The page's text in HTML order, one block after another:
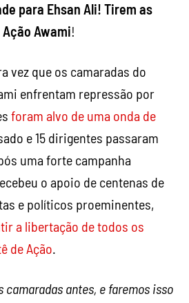
para Ehsan Ali! Tirem as
Awami!
vez que os camaradas do
enfrentam repressão por
foram alvo de uma onda de
e 15 dirigentes passaram
uma forte campanha
o apoio de centenas de
e políticos proeminentes,
a libertação de todos os
de Ação.
camaradas antes, e faremos isso